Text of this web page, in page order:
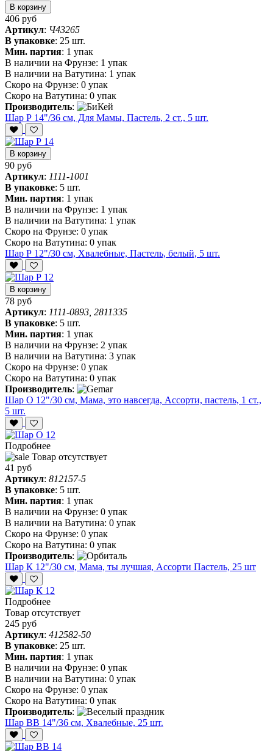
В корзину
406 руб
Артикул: Ч43265
В упаковке: 25 шт.
Мин. партия: 1 упак
В наличии на Фрунзе: 1 упак
В наличии на Ватутина: 1 упак
Скоро на Фрунзе: 0 упак
Скоро на Ватутина: 0 упак
Производитель:
Шар Р 14"/36 см, Для Мамы, Пастель, 2 ст., 5 шт.
В корзину
90 руб
Артикул: 1111-1001
В упаковке: 5 шт.
Мин. партия: 1 упак
В наличии на Фрунзе: 1 упак
В наличии на Ватутина: 1 упак
Скоро на Фрунзе: 0 упак
Скоро на Ватутина: 0 упак
Шар Р 12"/30 см, Хвалебные, Пастель, белый, 5 шт.
В корзину
78 руб
Артикул: 1111-0893, 2811335
В упаковке: 5 шт.
Мин. партия: 1 упак
В наличии на Фрунзе: 2 упак
В наличии на Ватутина: 3 упак
Скоро на Фрунзе: 0 упак
Скоро на Ватутина: 0 упак
Производитель:
Шар О 12"/30 см, Мама, это навсегда, Ассорти, пастель, 1 ст.,
5 шт.
Подробнее
Товар отсутствует
41 руб
Артикул: 812157-5
В упаковке: 5 шт.
Мин. партия: 1 упак
В наличии на Фрунзе: 0 упак
В наличии на Ватутина: 0 упак
Скоро на Фрунзе: 0 упак
Скоро на Ватутина: 0 упак
Производитель:
Шар К 12"/30 см, Мама, ты лучшая, Ассорти Пастель, 25 шт
Подробнее
Товар отсутствует
245 руб
Артикул: 412582-50
В упаковке: 25 шт.
Мин. партия: 1 упак
В наличии на Фрунзе: 0 упак
В наличии на Ватутина: 0 упак
Скоро на Фрунзе: 0 упак
Скоро на Ватутина: 0 упак
Производитель:
Шар ВВ 14"/36 см, Хвалебные, 25 шт.